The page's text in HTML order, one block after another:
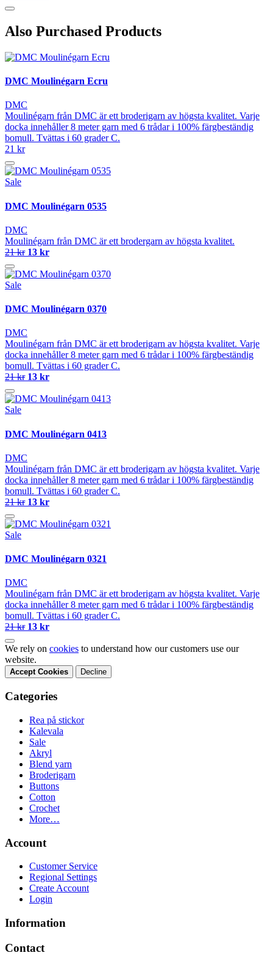
Also Purchased Products
DMC Moulinégarn Ecru
DMC
Moulinégarn från DMC är ett broderigarn av högsta kvalitet. Varje
docka innehåller 8 meter garn med 6 trådar i 100% färgbeständig
bomull. Tvättas i 60 grader C.
21 kr
Sale
DMC Moulinégarn 0535
DMC
Moulinégarn från DMC är ett brodergarn av högsta kvalitet.
21 kr 13 kr
Sale
DMC Moulinégarn 0370
DMC
Moulinégarn från DMC är ett broderigarn av högsta kvalitet. Varje
docka innehåller 8 meter garn med 6 trådar i 100% färgbeständig
bomull. Tvättas i 60 grader C.
21 kr 13 kr
Sale
DMC Moulinégarn 0413
DMC
Moulinégarn från DMC är ett broderigarn av högsta kvalitet. Varje
docka innehåller 8 meter garn med 6 trådar i 100% färgbeständig
bomull. Tvättas i 60 grader C.
21 kr 13 kr
Sale
DMC Moulinégarn 0321
DMC
Moulinégarn från DMC är ett broderigarn av högsta kvalitet. Varje
docka innehåller 8 meter garn med 6 trådar i 100% färgbeständig
bomull. Tvättas i 60 grader C.
21 kr 13 kr
We rely on cookies to understand how our customers use our
website.
Accept Cookies Decline
Categories
Rea på stickor
Kalevala
Sale
Akryl
Blend yarn
Broderigarn
Buttons
Cotton
Crochet
More…
Account
Customer Service
Regional Settings
Create Account
Login
Information
Contact